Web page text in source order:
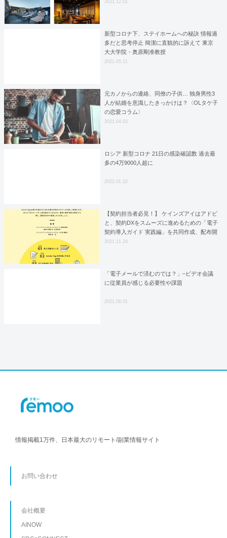
2021.12.01
新型コロナ下、ステイホームへの秘訣 情報過
多だと思考停止 簡潔に直観的に訴えて 東京
大大学院・奥原剛准教授
2021.05.11
元カノからの連絡、同僚の子供… 独身男性3
人が結婚を意識したきっかけは？〈OLタケ子
の恋愛コラム〉
2021.04.03
ロシア 新型コロナ 21日の感染確認数 過去最
多の4万9000人超に
2022.01.22
【契約担当者必見！】 ケインズアイはアドビ
と、契約DXをスムーズに進めるための「電子
契約導入ガイド 実践編」を共同作成、配布開
始
2021.11.24
「電子メールで済むのでは？」–ビデオ会議
に従業員が感じる必要性や課題
2021.06.01
情報掲載1万件、日本最大のリモート/副業情報サイト
お問い合わせ
会社概要
AINOW